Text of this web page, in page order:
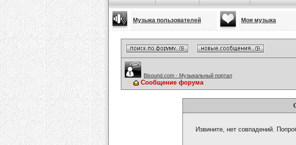
Музыка пользователей Моя музыка
Bisound.com - Музыкальный портал
Сообщение форума
Извините, нет совпадений.